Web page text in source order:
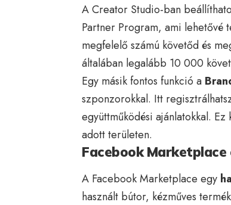
A Creator Studio-ban
Partner Program, ami
megfelelő számú követőd és
általában legalább 10 000
Egy másik fontos funkció a
szponzorokkal. Itt
együttműködési ajánlatokkal.
adott területen.
Facebook Marketplace
A Facebook Marketplace egy
használt bútor, kézműves